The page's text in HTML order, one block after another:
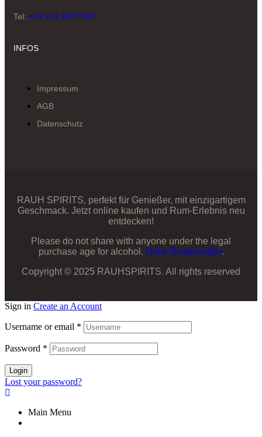
Tel: +49 241 9437760
INFOS
Impressum
AGB
Datenschutz
RAUH SPIRITS, perfekt für Genießer, mit einzigartigem
Geschmack. Jetzt online kaufen und Rum-Erlebnis neu
entdecken!
Please do not share with anyone under the legal
purchase age for alcohol. Drink Responsibly.
Copyright © 2025 RAUHSPIRITS. All rights reserved
Sign in Create an Account
Username or email *
Password *
Login
Lost your password?
Main Menu